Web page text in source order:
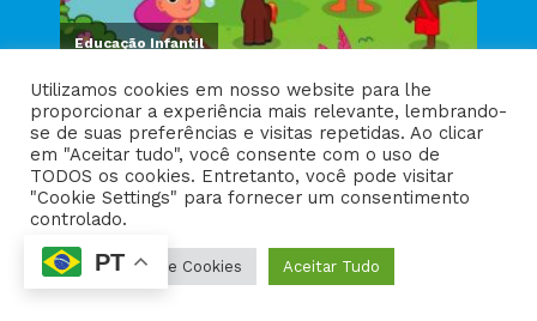
Utilizamos cookies em nosso website para lhe
proporcionar a experiência mais relevante, lembrando-
se de suas preferências e visitas repetidas. Ao clicar
em "Aceitar tudo", você consente com o uso de
TODOS os cookies. Entretanto, você pode visitar
"Cookie Settings" para fornecer um consentimento
controlado.
Configurações de Cookies Aceitar Tudo
PT